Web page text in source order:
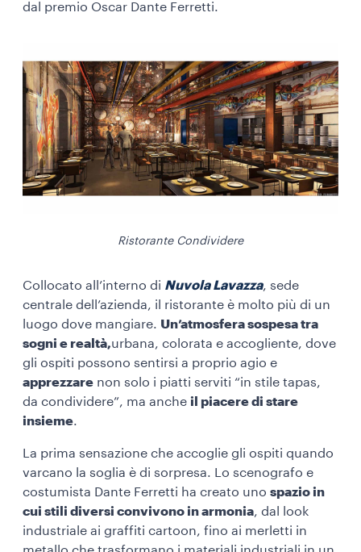
dal premio Oscar Dante Ferretti.
Ristorante Condividere
Collocato all’interno di Nuvola Lavazza, sede
centrale dell’azienda, il ristorante è molto più di un
luogo dove mangiare. Un’atmosfera sospesa tra
sogni e realtà,urbana, colorata e accogliente, dove
gli ospiti possono sentirsi a proprio agio e
apprezzare non solo i piatti serviti “in stile tapas,
da condividere”, ma anche il piacere di stare
insieme.
La prima sensazione che accoglie gli ospiti quando
varcano la soglia è di sorpresa. Lo scenografo e
costumista Dante Ferretti ha creato uno spazio in
cui stili diversi convivono in armonia, dal look
industriale ai graffiti cartoon, fino ai merletti in